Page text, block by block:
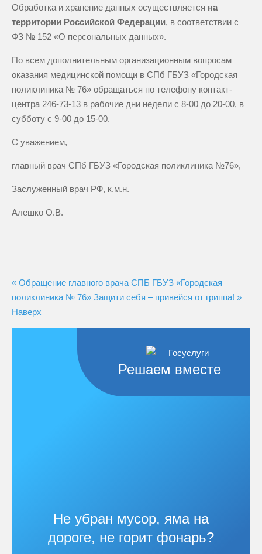
Обработка и хранение данных осуществляется на
территории Российской Федерации, в соответствии с
ФЗ № 152 «О персональных данных».
По всем дополнительным организационным вопросам
оказания медицинской помощи в СПб ГБУЗ «Городская
поликлиника № 76» обращаться по телефону контакт-
центра 246-73-13 в рабочие дни недели с 8-00 до 20-00, в
субботу с 9-00 до 15-00.
С уважением,
главный врач СПб ГБУЗ «Городская поликлиника №76»,
Заслуженный врач РФ, к.м.н.
Алешко О.В.
« Обращение главного врача СПБ ГБУЗ «Городская
поликлиника № 76» Защити себя – привейся от гриппа! »
Наверх
Решаем вместе
Не убран мусор, яма на
дороге, не горит фонарь?